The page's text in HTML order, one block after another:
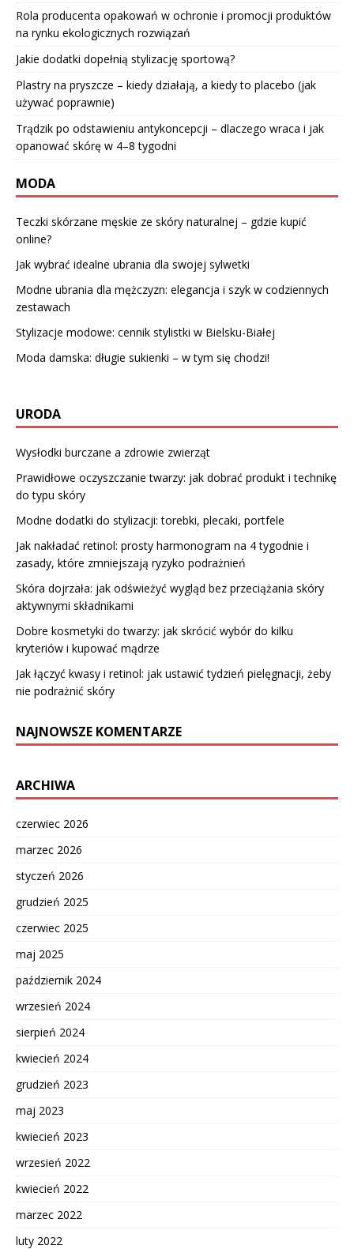
Rola producenta opakowań w ochronie i promocji produktów
na rynku ekologicznych rozwiązań
Jakie dodatki dopełnią stylizację sportową?
Plastry na pryszcze – kiedy działają, a kiedy to placebo (jak
używać poprawnie)
Trądzik po odstawieniu antykoncepcji – dlaczego wraca i jak
opanować skórę w 4–8 tygodni
MODA
Teczki skórzane męskie ze skóry naturalnej – gdzie kupić
online?
Jak wybrać idealne ubrania dla swojej sylwetki
Modne ubrania dla mężczyzn: elegancja i szyk w codziennych
zestawach
Stylizacje modowe: cennik stylistki w Bielsku-Białej
Moda damska: długie sukienki – w tym się chodzi!
URODA
Wysłodki burczane a zdrowie zwierząt
Prawidłowe oczyszczanie twarzy: jak dobrać produkt i technikę
do typu skóry
Modne dodatki do stylizacji: torebki, plecaki, portfele
Jak nakładać retinol: prosty harmonogram na 4 tygodnie i
zasady, które zmniejszają ryzyko podrażnień
Skóra dojrzała: jak odświeżyć wygląd bez przeciążania skóry
aktywnymi składnikami
Dobre kosmetyki do twarzy: jak skrócić wybór do kilku
kryteriów i kupować mądrze
Jak łączyć kwasy i retinol: jak ustawić tydzień pielęgnacji, żeby
nie podrażnić skóry
NAJNOWSZE KOMENTARZE
ARCHIWA
czerwiec 2026
marzec 2026
styczeń 2026
grudzień 2025
czerwiec 2025
maj 2025
październik 2024
wrzesień 2024
sierpień 2024
kwiecień 2024
grudzień 2023
maj 2023
kwiecień 2023
wrzesień 2022
kwiecień 2022
marzec 2022
luty 2022